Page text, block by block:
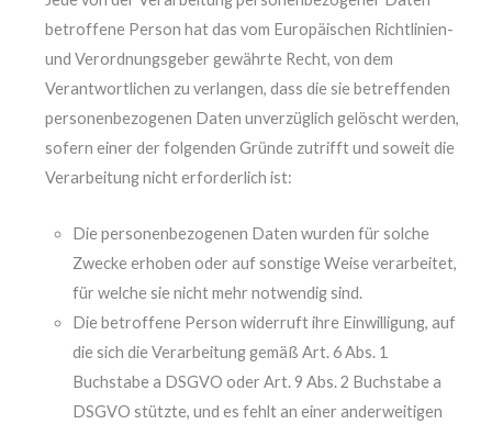
betroffene Person hat das vom Europäischen Richtlinien-
und Verordnungsgeber gewährte Recht, von dem
Verantwortlichen zu verlangen, dass die sie betreffenden
personenbezogenen Daten unverzüglich gelöscht werden,
sofern einer der folgenden Gründe zutrifft und soweit die
Verarbeitung nicht erforderlich ist:
Die personenbezogenen Daten wurden für solche
Zwecke erhoben oder auf sonstige Weise verarbeitet,
für welche sie nicht mehr notwendig sind.
Die betroffene Person widerruft ihre Einwilligung, auf
die sich die Verarbeitung gemäß Art. 6 Abs. 1
Buchstabe a DSGVO oder Art. 9 Abs. 2 Buchstabe a
DSGVO stützte, und es fehlt an einer anderweitigen